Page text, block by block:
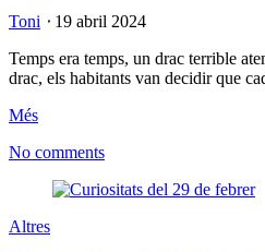
Toni ⋅ 19 abril 2024
Temps era temps, un drac terrible
drac, els habitants van decidir que
Més
No comments
Altres